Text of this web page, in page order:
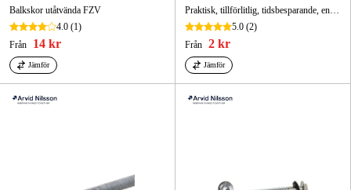
Balkskor utåtvända FZV
4.0 (1)
Från
14 kr
Jämför
5.0 (2)
Från 2 kr
Jämför